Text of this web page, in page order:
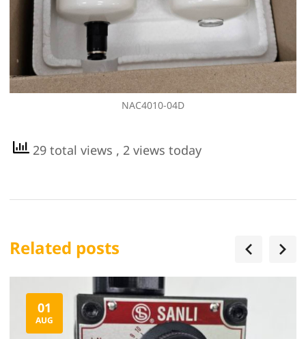
NAC4010-04D
29 total views , 2 views today
Related posts
01
AUG